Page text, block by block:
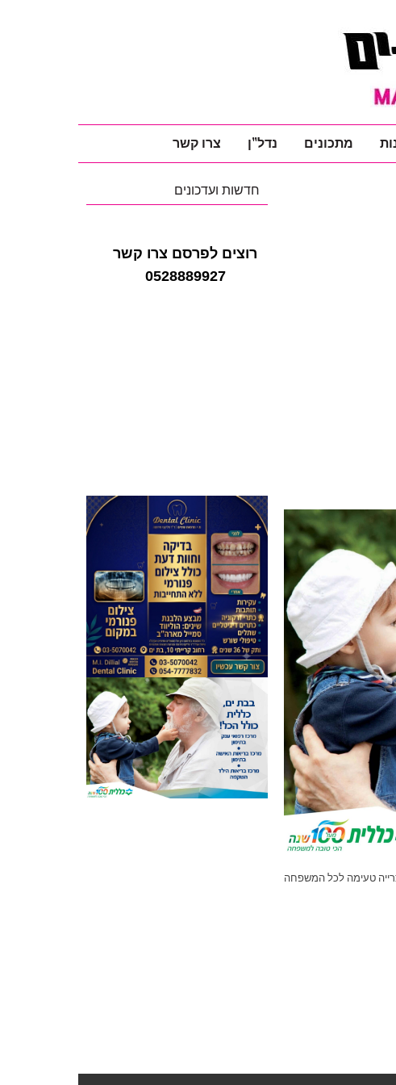
מתכונים נדל"ן צרו קשר
טעימה לכל המשפחה
חדשות ועדכונים
רוצים לפרסם צרו קשר
0528889927